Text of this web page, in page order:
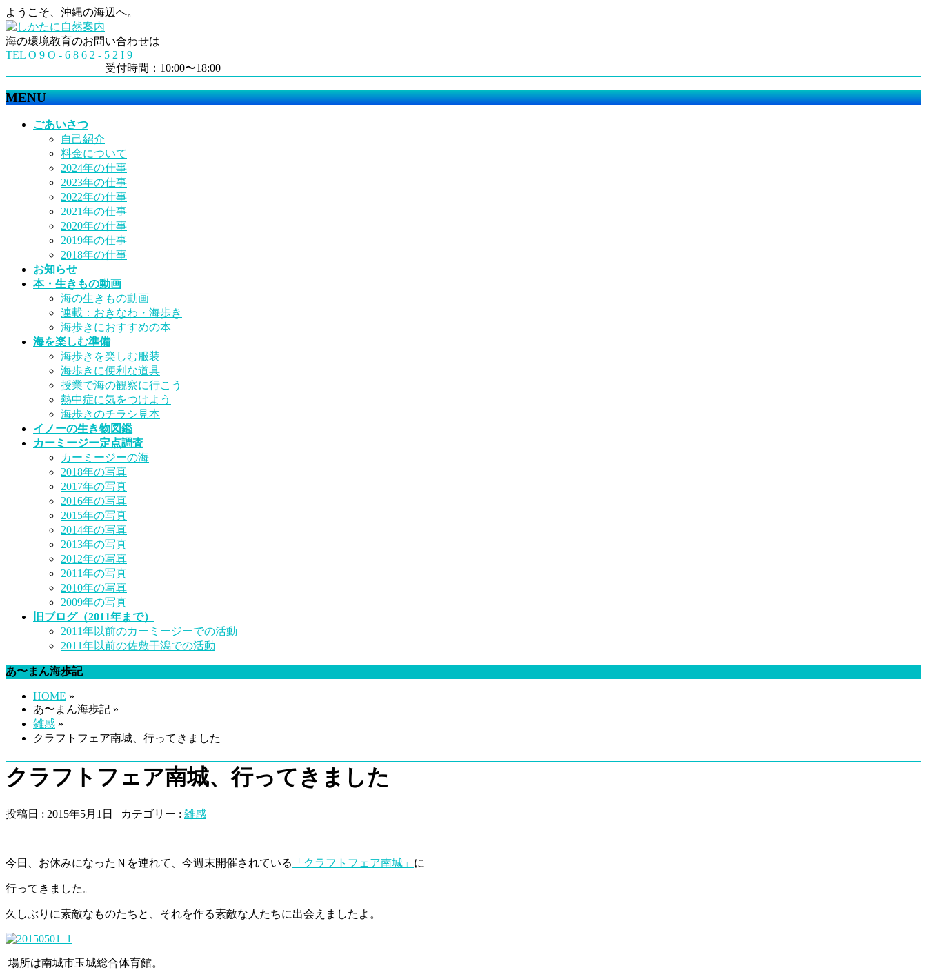
ようこそ、沖縄の海辺へ。
海の環境教育のお問い合わせは
TEL O 9 O - 6 8 6 2 - 5 2 I 9
受付時間：10:00〜18:00
MENU
ごあいさつ
自己紹介
料金について
2024年の仕事
2023年の仕事
2022年の仕事
2021年の仕事
2020年の仕事
2019年の仕事
2018年の仕事
お知らせ
本・生きもの動画
海の生きもの動画
連載：おきなわ・海歩き
海歩きにおすすめの本
海を楽しむ準備
海歩きを楽しむ服装
海歩きに便利な道具
授業で海の観察に行こう
熱中症に気をつけよう
海歩きのチラシ見本
イノーの生き物図鑑
カーミージー定点調査
カーミージーの海
2018年の写真
2017年の写真
2016年の写真
2015年の写真
2014年の写真
2013年の写真
2012年の写真
2011年の写真
2010年の写真
2009年の写真
旧ブログ（2011年まで）
2011年以前のカーミージーでの活動
2011年以前の佐敷干潟での活動
あ〜まん海歩記
HOME »
あ〜まん海歩記 »
雑感 »
クラフトフェア南城、行ってきました
クラフトフェア南城、行ってきました
投稿日 : 2015年5月1日 | カテゴリー : 雑感
今日、お休みになったＮを連れて、今週末開催されている 「クラフトフェア南城」 に
行ってきました。
久しぶりに素敵なものたちと、それを作る素敵な人たちに出会えましたよ。
場所は南城市玉城総合体育館。